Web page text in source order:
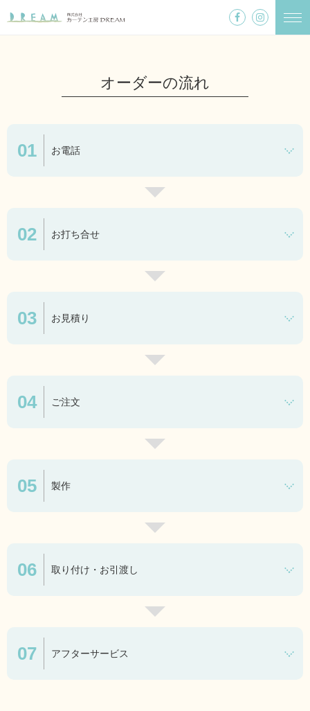
オーダーの流れ
お電話
お打ち合せ
お見積り
ご注文
製作
取り付け・お引渡し
アフターサービス